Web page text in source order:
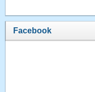
Facebook